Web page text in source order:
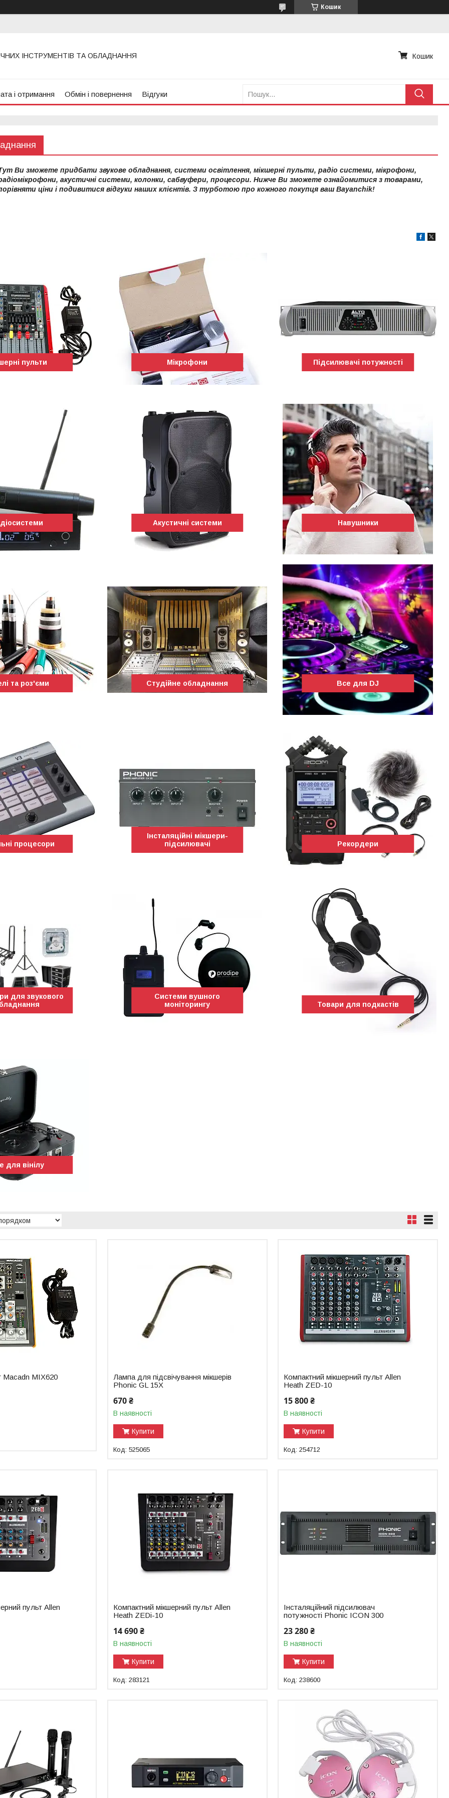
Кошик
ІНСТРУМЕНТІВ ТА ОБЛАДНАННЯ Кошик
і отримання Обмін і повернення Відгуки
Ви зможете придбати звукове обладнання, системи освітлення, мікшерні пульти, радіо системи, мікрофони,
акустичні системи, колонки, сабвуфери, процесори. Нижче Ви зможете ознайомитися з товарами,
ціни і подивитися відгуки наших клієнтів. З турботою про кожного покупця ваш Bayanchik!
пульти Мікрофони Підсилювачі потужності
Акустичні системи Навушники
та роз'єми Студійне обладнання Все для DJ
процесори
Інсталяційні мікшери-
підсилювачі
Рекордери
для звукового
Системи вушного
моніторингу
Товари для подкастів
для вінілу
Macadn МІХ620
Лампа для підсвічування мікшерів
Phonic GL 15X
670 ₴
В наявності
Купити
525065
Компактний мікшерний пульт Allen
Heath ZED-10
15 800 ₴
В наявності
Купити
254712
пульт Allen
Компактний мікшерний пульт Allen
Heath ZEDi-10
14 690 ₴
В наявності
Купити
283121
Інсталяційний підсилювач
потужності Phonic ICON 300
23 280 ₴
В наявності
Купити
238600